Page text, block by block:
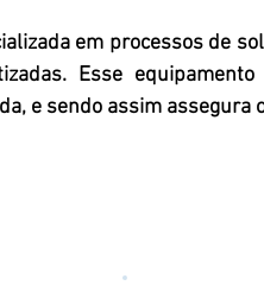
em processos de
Esse
e sendo assim assegura